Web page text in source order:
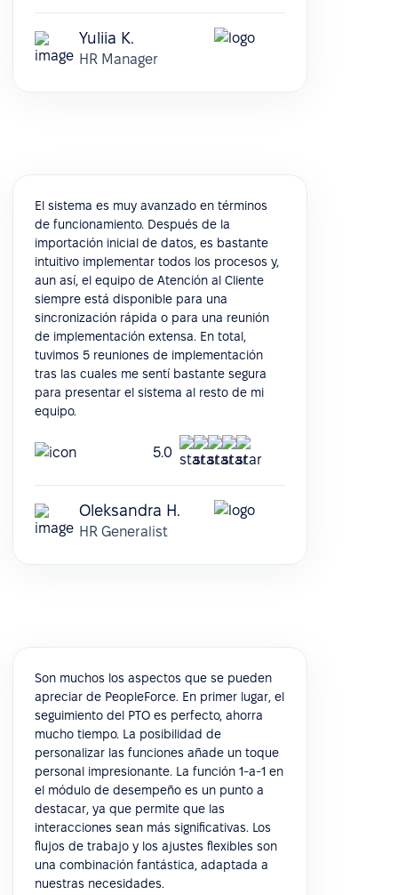
Yuliia K.
HR Manager
El sistema es muy avanzado en términos
de funcionamiento. Después de la
importación inicial de datos, es bastante
intuitivo implementar todos los procesos y,
aun así, el equipo de Atención al Cliente
siempre está disponible para una
sincronización rápida o para una reunión
de implementación extensa. En total,
tuvimos 5 reuniones de implementación
tras las cuales me sentí bastante segura
para presentar el sistema al resto de mi
equipo.
5.0
Oleksandra H.
HR Generalist
Son muchos los aspectos que se pueden
apreciar de PeopleForce. En primer lugar, el
seguimiento del PTO es perfecto, ahorra
mucho tiempo. La posibilidad de
personalizar las funciones añade un toque
personal impresionante. La función 1-a-1 en
el módulo de desempeño es un punto a
destacar, ya que permite que las
interacciones sean más significativas. Los
flujos de trabajo y los ajustes flexibles son
una combinación fantástica, adaptada a
nuestras necesidades.